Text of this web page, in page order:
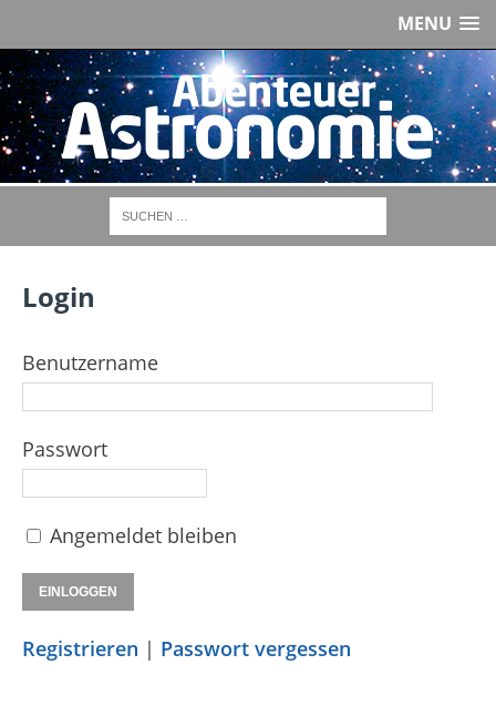
MENU
Login
Benutzername
Passwort
Angemeldet bleiben
Registrieren | Passwort vergessen